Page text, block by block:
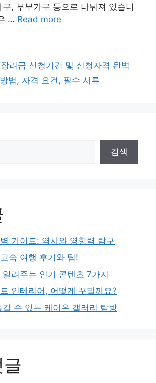
구, 부부가구 등으로 나눠져 있습니
… Read more
려금 신청기간 및 신청자격 완벽
법, 자격 요건, 필수 서류
검색
가이드: 역사와 영향력 탐구
속 여행 후기와 팁!
려주는 인기 콘텐츠 7가지
인테리어, 어떻게 꾸밀까요?
길 수 있는 케이온 갤러리 탐방